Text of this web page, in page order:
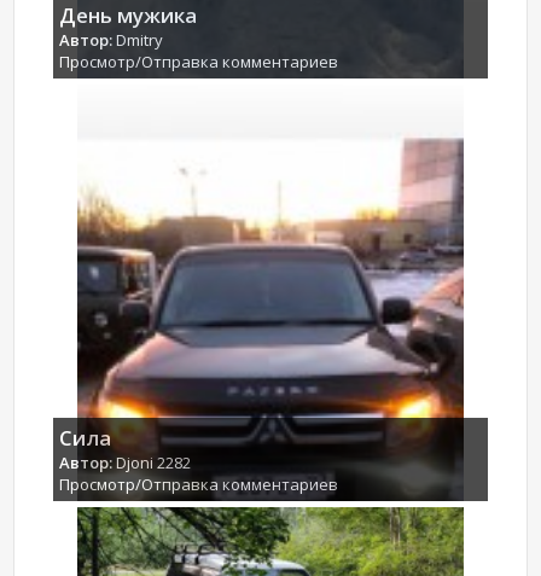
День мужика
Автор:Dmitry
Просмотр/Отправка комментариев
Сила
Автор:Djoni 2282
Просмотр/Отправка комментариев